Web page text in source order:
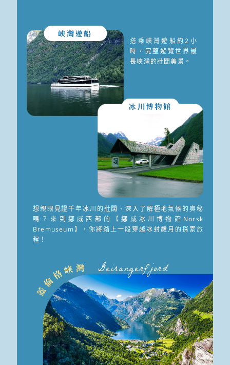
峽灣遊船
搭乘峽灣遊船約2小
時，完整遊覽世界最
長峽灣的壯闊美景。
冰川博物館
想親眼見證千年冰川的壯闊、深入了解極地氣候的奧秘
嗎？來到挪威西部的【挪威冰川博物館Norsk
Bremuseum】，你將踏上一段穿越冰封歲月的探索旅
程！
Geirangerfjord